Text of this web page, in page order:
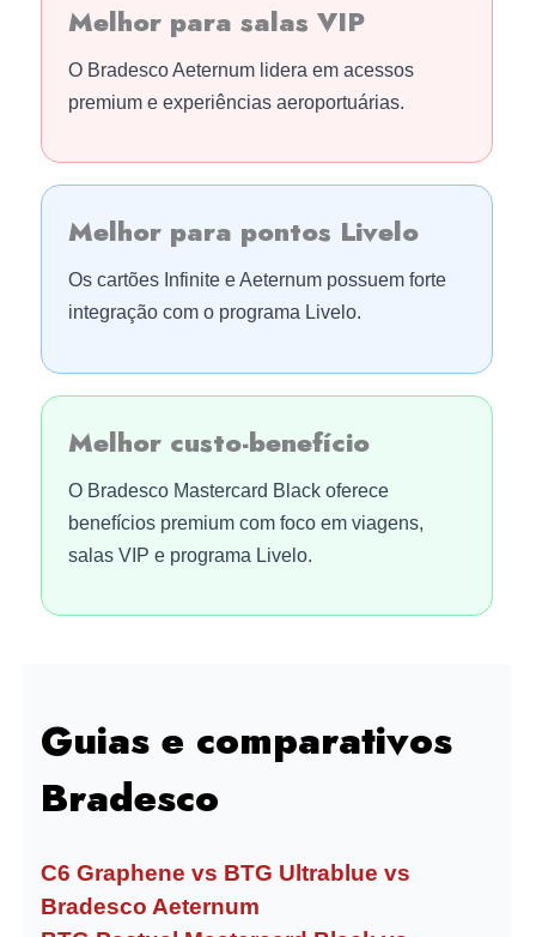
Melhor para salas VIP
O Bradesco Aeternum lidera em acessos
premium e experiências aeroportuárias.
Melhor para pontos Livelo
Os cartões Infinite e Aeternum possuem forte
integração com o programa Livelo.
Melhor custo-benefício
O Bradesco Mastercard Black oferece
benefícios premium com foco em viagens,
salas VIP e programa Livelo.
Guias e comparativos
Bradesco
C6 Graphene vs BTG Ultrablue vs
Bradesco Aeternum